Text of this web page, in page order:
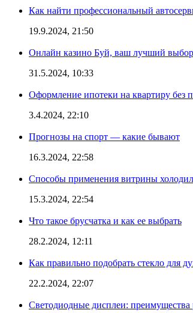
Как найти профессиональный
19.9.2024, 21:50
Онлайн казино Буй, ваш лучший выбор
31.5.2024, 10:33
Оформление ипотеки на квартиру без
3.4.2024, 22:10
Прогнозы на спорт — какие бывают
16.3.2024, 22:58
Способы применения витрины
15.3.2024, 22:54
Что такое брусчатка и как ее выбрать
28.2.2024, 12:11
Как правильно подобрать стекло для
22.2.2024, 22:07
Светодиодные дисплеи: преимущества